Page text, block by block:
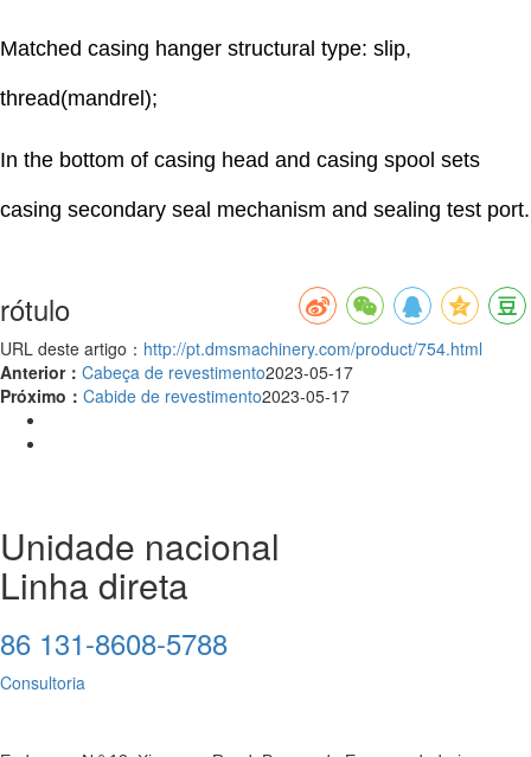
Matched casing hanger structural type: slip,
thread(mandrel);
In the bottom of casing head and casing spool sets
casing secondary seal mechanism and sealing test port.
rótulo
URL deste artigo： http://pt.dmsmachinery.com/product/754.html
Anterior： Cabeça de revestimento2023-05-17
Próximo： Cabide de revestimento2023-05-17
Unidade nacional
Linha direta
86 131-8608-5788
Consultoria